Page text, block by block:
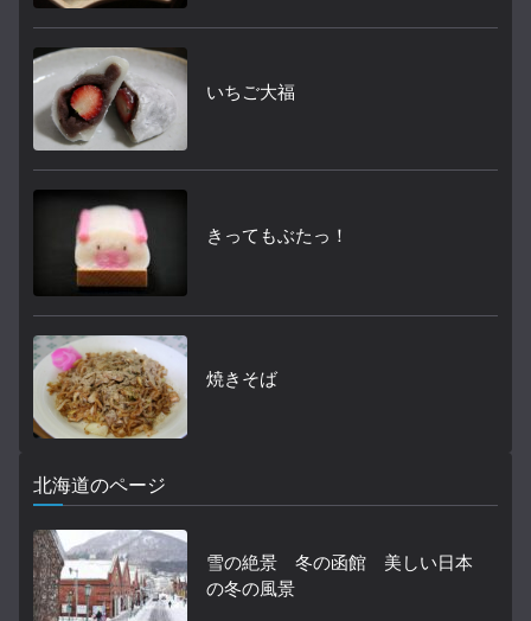
いちご大福
きってもぶたっ！
焼きそば
北海道のページ
雪の絶景 冬の函館 美しい日本
の冬の風景